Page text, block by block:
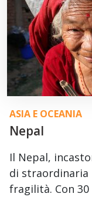
ASIA E OCEANIA
Nepal
Il Nepal,
di straordinaria
fragilità. Con